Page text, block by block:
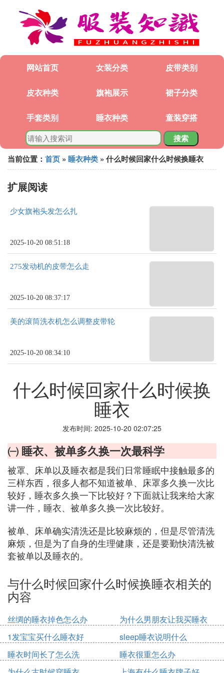
网站首页 女装分类 皮带类别
皮衣种类 旗袍展示 裙子分类
手套类别 睡衣种类 童装穿搭
搜索
当前位置： 首页 » 睡衣种类 » 什么时候回家什么时候换睡衣
扩展阅读
少女旗袍头发怎么扎
2025-10-20 08:51:18
275发动机的皮带怎么走
2025-10-20 08:37:17
美的滚筒洗衣机怎么调整皮带轮
2025-10-20 08:34:10
什么时候回家什么时候换
睡衣
发布时间: 2025-10-20 02:07:25
㈠ 睡衣、被单多久换一次最科学
被罩、床单以及睡衣都是我们日常睡眠中接触最多的
三样东西，很多人都不知道被单、床罩多久换一次比
较好，睡衣多久换一下比较好？下面就让我来给大家
讲一件，睡衣、被单多久换一次比较好。
被单、床单确实清洗还是比较麻烦的，但是尽管清洗
麻烦，但是为了自身的生理健康，还是要勤快清洗被
套被单以及睡衣的。
与什么时候回家什么时候换睡衣相关的
内容
丝绸的睡衣掉色怎么办
为什么男朋友让我买睡衣
1发宝宝买什么睡衣好
sleep睡衣说明什么
睡衣时间长了怎么洗
睡衣很重怎么办